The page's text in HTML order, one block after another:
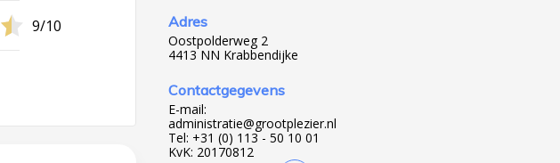
9/10 Adres
Oostpolderweg 2
4413 NN Krabbendijke
Contactgegevens
E-mail:
administratie@grootplezier.nl
Tel: +31 (0) 113 - 50 10 01
KvK: 20170812